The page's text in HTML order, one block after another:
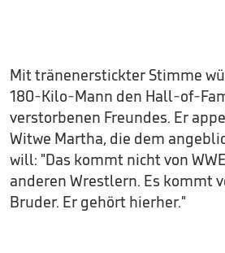
Mit tränenerstickter Stimme
180-Kilo-Mann den Hall-of-
verstorbenen Freundes. Er
Witwe Martha, die dem
will: "Das kommt nicht von
anderen Wrestlern. Es kommt
Bruder. Er gehört hierher."